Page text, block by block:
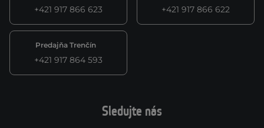
+421 917 866 623 +421 917 866 622
Predajňa Trenčín
+421 917 864 593
Sledujte nás